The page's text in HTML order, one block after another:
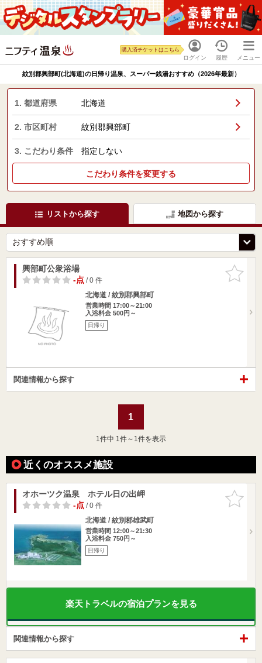
ログイン
購入済チケットはこちら
履歴 メニュー
紋別郡興部町(北海道)の日帰り温泉、スーパー銭湯おすすめ（2026年最新）
1. 都道府県 北海道
2. 市区町村 紋別郡興部町
3. こだわり条件 指定しない
こだわり条件を変更する
リストから探す 地図から探す
お気に入
りに追加
興部町公衆浴場
-点/ 0 件
北海道 / 紋別郡興部町
営業時間 17:00～21:00
入浴料金 500円～
日帰り
関連情報から探す
1
1 件中 1件～1件を表示
近くのオススメ施設
お気に入
りに追加
オホーツク温泉 ホテル日の出岬
-点/ 0 件
北海道 / 紋別郡雄武町
営業時間 12:00～21:30
入浴料金 750円～
日帰り
楽天トラベルの宿泊プランを見る
関連情報から探す